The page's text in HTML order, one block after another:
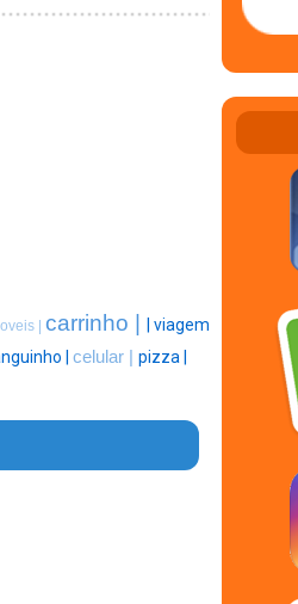
| carrinho |
viagem
| celular | pizza |